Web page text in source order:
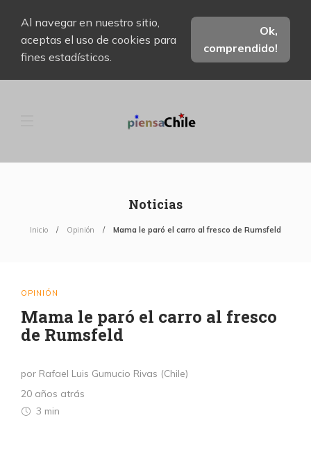
Al navegar en nuestro sitio,
aceptas el uso de cookies para
fines estadísticos.
Ok,
comprendido!
Noticias
Inicio Opinión Mama le paró el carro al fresco de Rumsfeld
OPINIÓN
Mama le paró el carro al fresco
de Rumsfeld
por Rafael Luis Gumucio Rivas (Chile)
20 años atrás
3 min